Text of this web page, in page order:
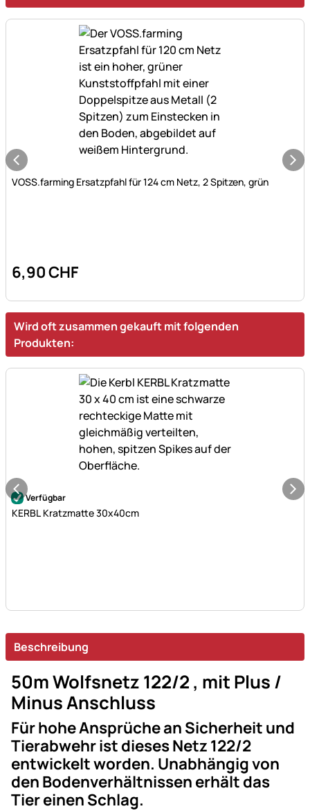
Noch keine Bewertungen abgegeben
VOSS.farming Ersatzpfahl für 124 cm Netz, 2 Spitzen, grün
6,90CHF
Wird oft zusammen gekauft mit folgenden
Produkten:
Noch keine Bewertungen abgegeben
Verfügbar
KERBL Kratzmatte 30x40cm
Beschreibung
50m Wolfsnetz 122/2 , mit Plus /
Minus Anschluss
Für hohe Ansprüche an Sicherheit und
Tierabwehr ist dieses Netz 122/2
entwickelt worden. Unabhängig von
den Bodenverhältnissen erhält das
Tier einen Schlag.